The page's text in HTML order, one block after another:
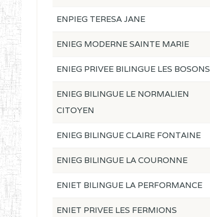
ENPIEG TERESA JANE
ENIEG MODERNE SAINTE MARIE
ENIEG PRIVEE BILINGUE LES BOSONS
ENIEG BILINGUE LE NORMALIEN
CITOYEN
ENIEG BILINGUE CLAIRE FONTAINE
ENIEG BILINGUE LA COURONNE
ENIET BILINGUE LA PERFORMANCE
ENIET PRIVEE LES FERMIONS